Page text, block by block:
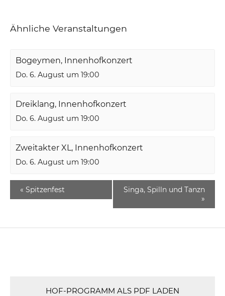
Ähnliche Veranstaltungen
Bogeymen, Innenhofkonzert
Do. 6. August um 19:00
Dreiklang, Innenhofkonzert
Do. 6. August um 19:00
Zweitakter XL, Innenhofkonzert
Do. 6. August um 19:00
« Spitzenfest
Singa, Spilln und Tanzn
»
HOF-PROGRAMM ALS PDF LADEN